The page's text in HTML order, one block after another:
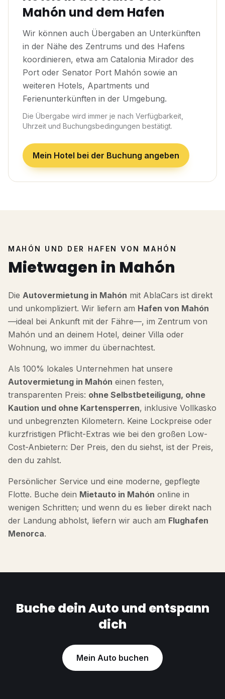
Mahón und dem Hafen
Wir können auch Übergaben an Unterkünften
in der Nähe des Zentrums und des Hafens
koordinieren, etwa am Catalonia Mirador des
Port oder Senator Port Mahón sowie an
weiteren Hotels, Apartments und
Ferienunterkünften in der Umgebung.
Die Übergabe wird immer je nach Verfügbarkeit,
Uhrzeit und Buchungsbedingungen bestätigt.
Mein Hotel bei der Buchung angeben
MAHÓN UND DER HAFEN VON MAHÓN
Mietwagen in Mahón
Die Autovermietung in Mahón mit AblaCars ist direkt
und unkompliziert. Wir liefern am Hafen von Mahón
—ideal bei Ankunft mit der Fähre—, im Zentrum von
Mahón und an deinem Hotel, deiner Villa oder
Wohnung, wo immer du übernachtest.
Als 100% lokales Unternehmen hat unsere
Autovermietung in Mahón einen festen,
transparenten Preis: ohne Selbstbeteiligung, ohne
Kaution und ohne Kartensperren, inklusive Vollkasko
und unbegrenzten Kilometern. Keine Lockpreise oder
kurzfristigen Pflicht-Extras wie bei den großen Low-
Cost-Anbietern: Der Preis, den du siehst, ist der Preis,
den du zahlst.
Persönlicher Service und eine moderne, gepflegte
Flotte. Buche dein Mietauto in Mahón online in
wenigen Schritten; und wenn du es lieber direkt nach
der Landung abholst, liefern wir auch am Flughafen
Menorca.
Buche dein Auto und entspann
dich
Mein Auto buchen